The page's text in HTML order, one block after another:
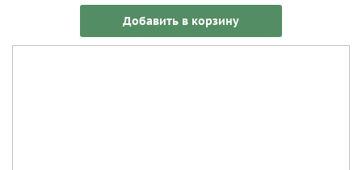
Добавить в корзину